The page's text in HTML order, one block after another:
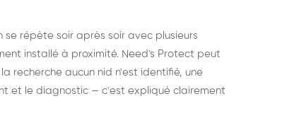
se répète soir après soir avec plusieurs
installé à proximité. Need's Protect peut
recherche aucun nid n'est identifié, une
et le diagnostic — c'est expliqué clairement